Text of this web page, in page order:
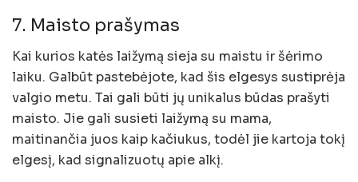
7. Maisto prašymas
Kai kurios katės laižymą sieja su maistu ir šėrimo
laiku. Galbūt pastebėjote, kad šis elgesys sustiprėja
valgio metu. Tai gali būti jų unikalus būdas prašyti
maisto. Jie gali susieti laižymą su mama,
maitinančia juos kaip kačiukus, todėl jie kartoja tokį
elgesį, kad signalizuotų apie alkį.